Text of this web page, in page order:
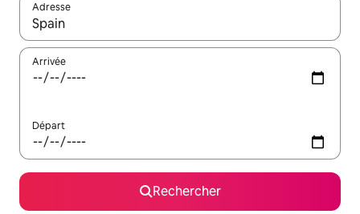
Adresse
Lorsque les résultats s'affichent, utilisez les flèches vers le
Arrivée
Départ
Rechercher